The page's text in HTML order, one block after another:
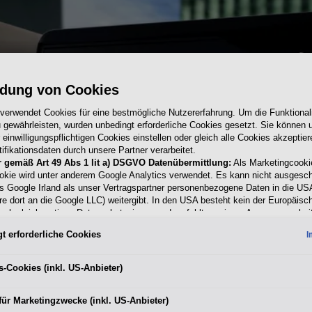
sorgt für
Fahrt
und
alles
von Cookies
Cookies für eine bestmögliche Nutzererfahrung. Um die
gewährleisten, wurden unbedingt erforderliche Cookies gesetzt. Sie können
einwilligungspflichtigen Cookies einstellen oder gleich alle Cookies
durch unsere Partner verarbeitet.
gemäß Art 49 Abs 1 lit a) DSGVO Datenübermittlung: Als
wird unter anderem Google Analytics verwendet. Es kann nicht
Google Irland als unser Vertragspartner personenbezogene Daten in die
dort an die Google LLC) weitergibt. In den USA besteht kein der
gleichwertiges Datenschutzniveau und es fehlt an einem
den USA nicht wirksam durchsetzen können, in den USA keine
einen Zugriff auf Daten erlangen können, wobei Eingriffe in Ihre
Freiheiten nicht auf das absolut Notwendige beschränkt sind.
Sollten Sie
Sie damit auch gemäß Art 49 Abs 1 lit a) DSGVO der Übermittlung
erforderliche Cookies
Cookies (inkl. US-Anbieter)
Marketingzwecke (inkl. US-Anbieter)